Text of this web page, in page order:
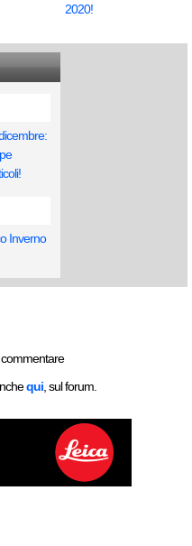
2020!
Inverno
qui , sul forum.